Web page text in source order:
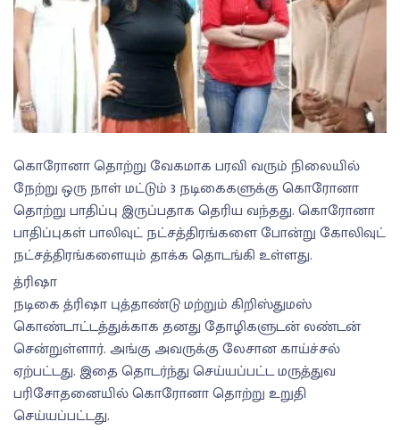
கொரோனா தொற்று வேகமாக பரவி வரும் நிலையில்
நேற்று ஒரு நாள் மட்டும் 3 நடிகைகளுக்கு கொரோனா
தொற்று பாதிப்பு இருப்பதாக தெரிய வந்தது. கொரோனா
பாதிப்புகள் பாலிவுட் நட்சத்திரங்களை போன்று கோலிவுட்
நட்சத்திரங்களையும் தாக்க தொடங்கி உள்ளது.
த்ரிஷா
நடிகை த்ரிஷா புத்தாண்டு மற்றும் கிறிஸ்துமஸ்
கொண்டாட்டத்துக்காக தனது தோழிகளுடன் லண்டன்
சென்றுள்ளார். அங்கு அவருக்கு லேசான காய்ச்சல்
ஏற்பட்டது. இதை தொடர்ந்து செய்யப்பட்ட மருத்துவ
பரிசோதனையில் கொரோனா தொற்று உறுதி
செய்யப்பட்டது.